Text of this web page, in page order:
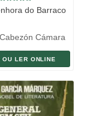
do Barraco
Cámara
OU LER ONLINE